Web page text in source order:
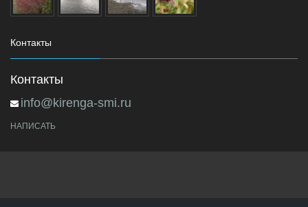
Контакты
Контакты
info@kirenga-smi.ru
НАПИСАТЬ